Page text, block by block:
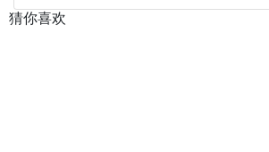
猜你喜欢